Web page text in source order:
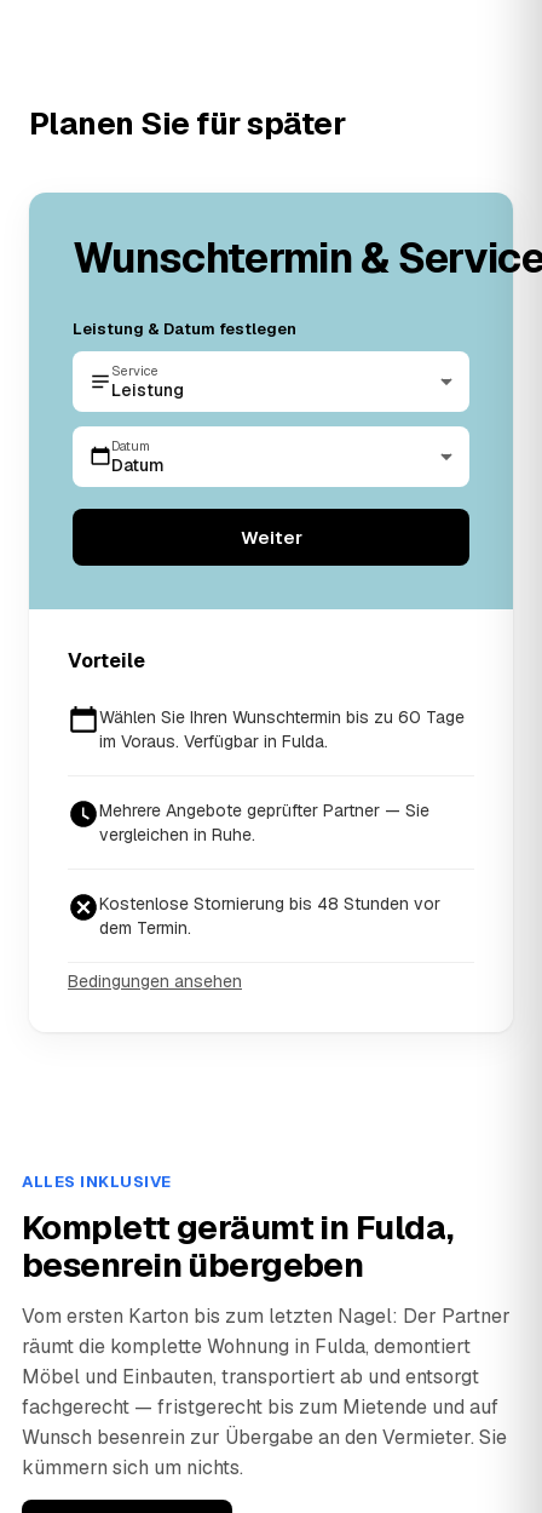
Planen Sie für später
Wunschtermin &
Leistung & Datum festlegen
Service
Leistung
Datum
Datum
Weiter
Vorteile
Wählen Sie Ihren Wunschtermin bis zu 60 Tage
im Voraus. Verfügbar in Fulda.
Mehrere Angebote geprüfter Partner — Sie
vergleichen in Ruhe.
Kostenlose Stornierung bis 48 Stunden vor
dem Termin.
Bedingungen ansehen
ALLES INKLUSIVE
Komplett geräumt in Fulda,
besenrein übergeben
Vom ersten Karton bis zum letzten Nagel: Der Partner
räumt die komplette Wohnung in Fulda, demontiert
Möbel und Einbauten, transportiert ab und entsorgt
fachgerecht — fristgerecht bis zum Mietende und auf
Wunsch besenrein zur Übergabe an den Vermieter. Sie
kümmern sich um nichts.